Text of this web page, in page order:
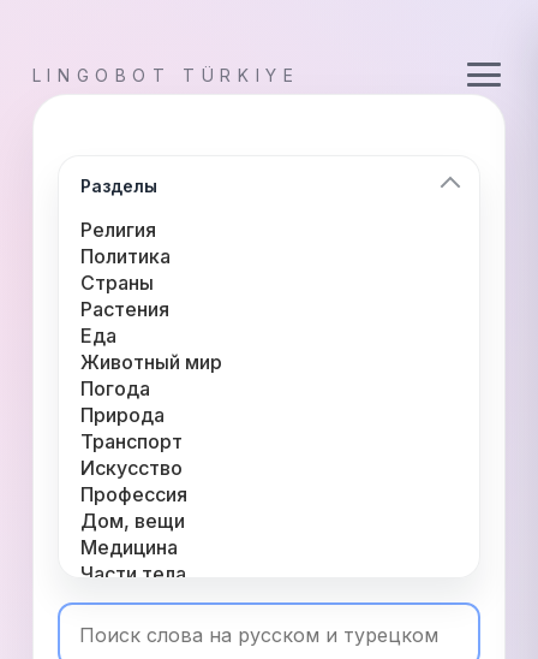
LINGOBOT TÜRKIYE
Разделы
Религия
Политика
Страны
Растения
Еда
Животный мир
Погода
Природа
Транспорт
Искусство
Профессия
Дом, вещи
Медицина
Части тела
Одежда
Время